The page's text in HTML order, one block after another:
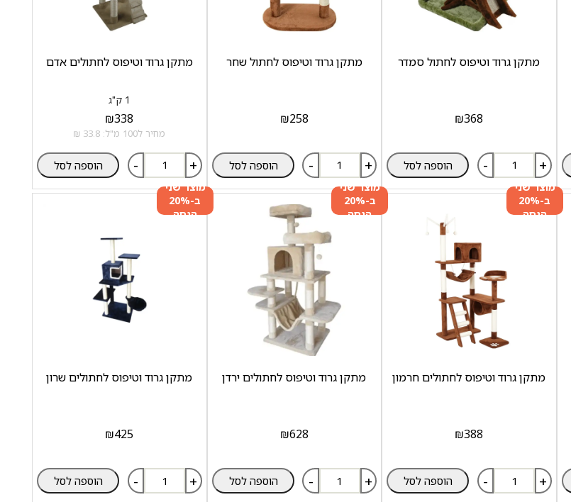
מתקן גרוד וטיפוס לחתול סמדר
₪368
- + הוספה לסל
מתקן גרוד וטיפוס לחתול שחר
₪258
- + הוספה לסל
מתקן גרוד וטיפוס לחתולים אדם
1 ק"ג
₪338
מחיר ל100 מ"ל: 33.8 ₪
- + הוספה לסל
מוצר שני
ב-20%
הנחה
מתקן גרוד וטיפוס לחתולים חרמון
₪388
- + הוספה לסל
מוצר שני
ב-20%
הנחה
מתקן גרוד וטיפוס לחתולים ירדן
₪628
- + הוספה לסל
מוצר שני
ב-20%
הנחה
מתקן גרוד וטיפוס לחתולים שרון
₪425
- + הוספה לסל